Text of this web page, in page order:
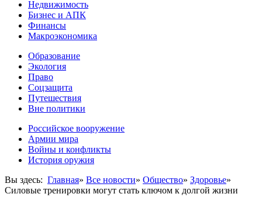
Недвижимость
Бизнес и АПК
Финансы
Макроэкономика
Образование
Экология
Право
Соцзащита
Путешествия
Вне политики
Российское вооружение
Армии мира
Войны и конфликты
История оружия
Вы здесь: Главная» Все новости» Общество» Здоровье»
Силовые тренировки могут стать ключом к долгой жизни